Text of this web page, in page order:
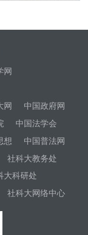
网
网
中国政府网
中国法学会
想
中国普法网
社科大教务处
大科研处
社科大网络中心